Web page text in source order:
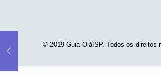
© 2019 Guia Olá!SP. Todos os direitos